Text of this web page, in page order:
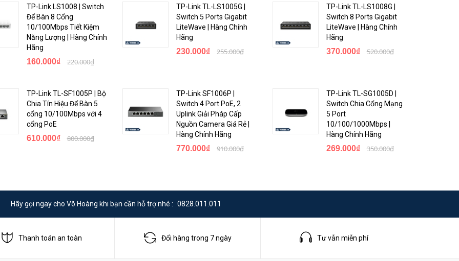
đường truyền trên hệ thống mạng, TL-SG1024DE còn hỗ trợ tính năng QoS
hơn và không tắt nghẽn. Bên cạnh đó, tính năng VLAN theo port, tag và MTU
hơn. Với công nghệ tiết kiệm năng lượng, TL-SG1024DE có thể tiết kiệm 18%
môi trường doanh nghiệp.
TP-Link LS1008 | Switch
Để Bàn 8 Cổng
10/100Mbps Tiết Kiệm
Năng Lượng | Hàng Chính
Hãng
160.000₫ 220.000₫
TP-Link TL-LS1005G |
Switch 5 Ports Gigabit
LiteWave | Hàng Chính
Hãng
230.000₫ 255.000₫
TP-Link TL-LS1008G |
Switch 8 Ports Gigabit
LiteWave | Hàng Chính
Hãng
370.000₫ 520.000₫
TP-Link TL-SF1005P | Bộ
Chia Tín Hiệu Để Bàn 5
cổng 10/100Mbps với 4
cổng PoE
610.000₫ 800.000₫
TP-Link SF1006P |
Switch 4 Port PoE, 2
Uplink Giải Pháp Cấp
Nguồn Camera Giá Rẻ |
Hàng Chính Hãng
770.000₫ 910.000₫
TP-Link TL-SG1005D |
Switch Chia Cổng Mạng
5 Port
10/100/1000Mbps |
Hàng Chính Hãng
269.000₫ 350.000₫
Hãy gọi ngay cho Võ Hoàng khi bạn cần hỗ trợ nhé : 0828.011.011
Thanh toán an toàn Đổi hàng trong 7 ngày Tư vẫn miễn phí